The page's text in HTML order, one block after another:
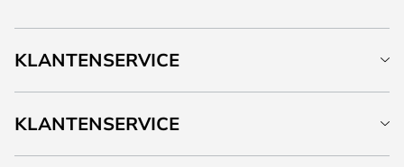
KLANTENSERVICE
KLANTENSERVICE